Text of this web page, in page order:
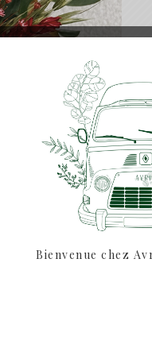
Bienvenue chez